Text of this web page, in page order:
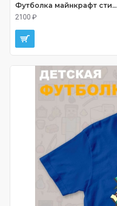
Футболка майнкрафт сти...
2100 ₽